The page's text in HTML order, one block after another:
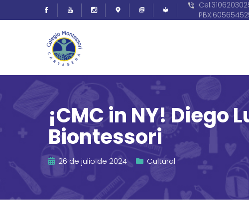
¡CMC in NY! Diego
Biontessori
26 de julio de 2024 Cultural